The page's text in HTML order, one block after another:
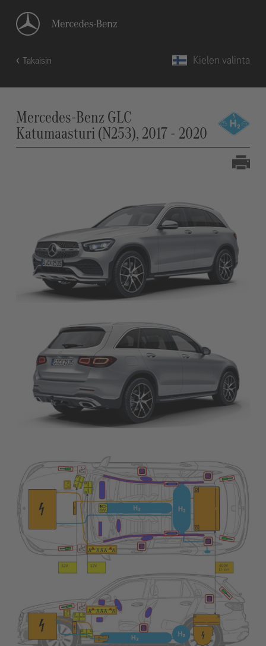
Takaisin Kielen valinta
Mercedes-Benz GLC
Katumaasturi (N253), 2017 - 2020